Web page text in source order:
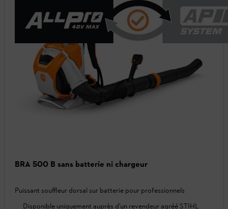
BRA 500 B sans batterie ni chargeur
Puissant souffleur dorsal sur batterie pour professionnels
Disponible uniquement auprès d'un revendeur agréé STIHL